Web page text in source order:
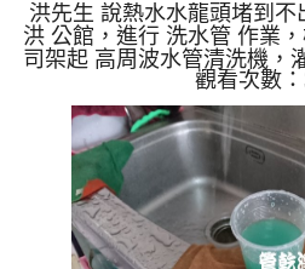
清洗水
洪先生 說熱水水龍頭堵到
洪 公館，進行 洗水管 作業
司架起 高周波水管清洗機，
面，等了約15分，開啟 水管
式，一開始就洗出髒水，看
如下圖片影片，兩個多小時
了!! 如是自來水，如水管老
積，洗出來的水就會是咖啡
管壁上會結成黑色管垢，洗
黑，有些洗出綠色的水，是
鏽產生銅綠
觀看次數